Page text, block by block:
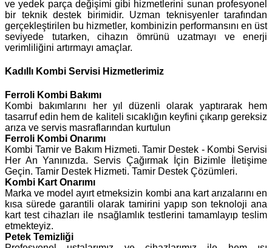
ve yedek parça değişimi gibi hizmetlerini sunan profesyonel
bir teknik destek birimidir. Uzman teknisyenler tarafından
gerçekleştirilen bu hizmetler, kombinizin performansını en üst
seviyede tutarken, cihazın ömrünü uzatmayı ve enerji
verimliliğini artırmayı amaçlar.
Kadıllı Kombi Servisi Hizmetlerimiz
Ferroli Kombi Bakımı
Kombi bakımlarını her yıl düzenli olarak yaptırarak hem
tasarruf edin hem de kaliteli sıcaklığın keyfini çıkarıp gereksiz
arıza ve servis masraflarından kurtulun
Ferroli Kombi Onarımı
Kombi Tamir ve Bakım Hizmeti. Tamir Destek - Kombi Servisi
Her An Yanınızda. Servis Çağırmak İçin Bizimle İletişime
Geçin. Tamir Destek Hizmeti. Tamir Destek Çözümleri.
Kombi Kart Onarımı
Marka ve model ayırt etmeksizin kombi ana kart arızalarını en
kısa sürede garantili olarak tamirini yapıp son teknoloji ana
kart test cihazları ile nsağlamlık testlerini tamamlayıp teslim
etmekteyiz.
Petek Temizliği